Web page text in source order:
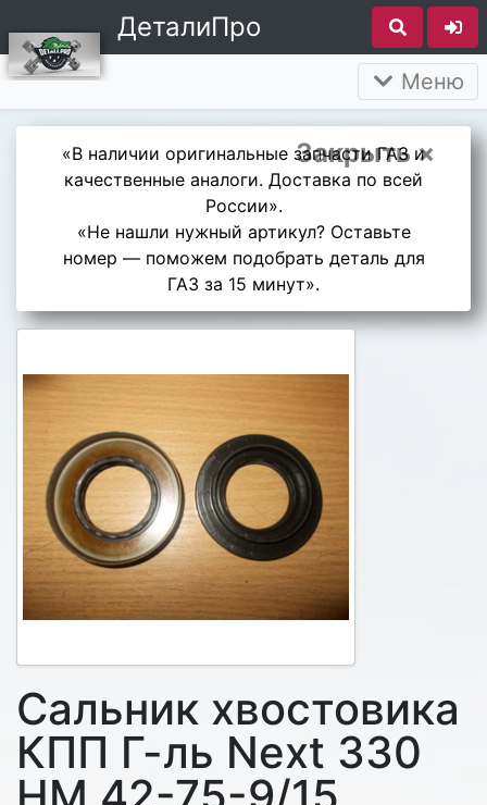
ДеталиПро
Меню
Закрыть ×
«В наличии оригинальные запчасти ГАЗ и
качественные аналоги. Доставка по всей
России».
«Не нашли нужный артикул? Оставьте
номер — поможем подобрать деталь для
ГАЗ за 15 минут».
Сальник хвостовика
КПП Г-ль Next 330